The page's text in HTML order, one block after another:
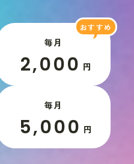
毎月
2,000 円
毎月
5,000 円